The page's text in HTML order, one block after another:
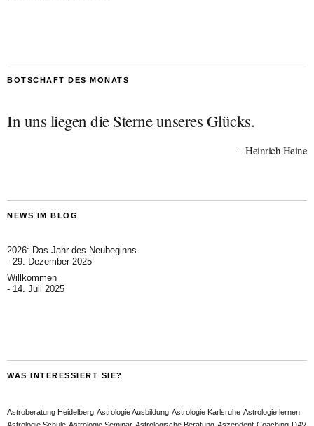
BOTSCHAFT DES MONATS
In uns liegen die Sterne unseres Glücks.
Heinrich Heine
NEWS IM BLOG
2026: Das Jahr des Neubeginns
29. Dezember 2025
Willkommen
14. Juli 2025
WAS INTERESSIERT SIE?
Astroberatung Heidelberg Astrologie Ausbildung Astrologie Karlsruhe Astrologie lernen